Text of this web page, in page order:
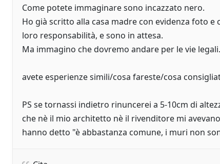
Come potete immaginare sono incazzato nero.
Ho già scritto alla casa madre con evidenza foto
loro responsabilità, e sono in attesa.
Ma immagino che dovremo andare per le vie legali.
avete esperienze simili/cosa fareste/cosa
PS se tornassi indietro rinuncerei a 5-10cm di
che nè il mio architetto nè il rivenditore mi
hanno detto "è abbastanza comune, i muri non